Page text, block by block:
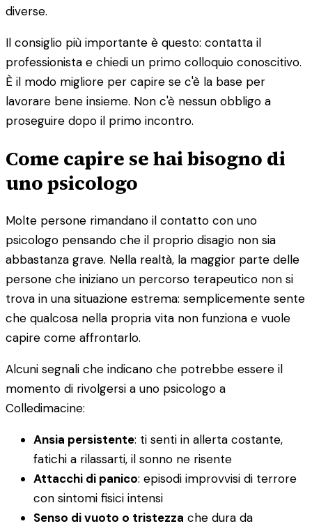
diverse.
Il consiglio più importante è questo: contatta il
professionista e chiedi un primo colloquio conoscitivo.
È il modo migliore per capire se c'è la base per
lavorare bene insieme. Non c'è nessun obbligo a
proseguire dopo il primo incontro.
Come capire se hai bisogno di
uno psicologo
Molte persone rimandano il contatto con uno
psicologo pensando che il proprio disagio non sia
abbastanza grave. Nella realtà, la maggior parte delle
persone che iniziano un percorso terapeutico non si
trova in una situazione estrema: semplicemente sente
che qualcosa nella propria vita non funziona e vuole
capire come affrontarlo.
Alcuni segnali che indicano che potrebbe essere il
momento di rivolgersi a uno psicologo a
Colledimacine:
Ansia persistente: ti senti in allerta costante,
fatichi a rilassarti, il sonno ne risente
Attacchi di panico: episodi improvvisi di terrore
con sintomi fisici intensi
Senso di vuoto o tristezza che dura da